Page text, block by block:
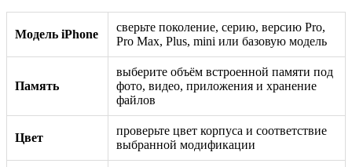
Модель iPhone
сверьте поколение, серию, версию Pro,
Pro Max, Plus, mini или базовую модель
Память
выберите объём встроенной памяти под
фото, видео, приложения и хранение
файлов
Цвет
проверьте цвет корпуса и соответствие
выбранной модификации